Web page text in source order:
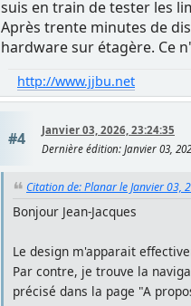
suis en train de tester les
Après trente minutes de
hardware sur étagère. Ce
http://www.jjbu.net
#4
Janvier 03, 2026, 23:24:35
Dernière édition: Janvier 03,
Citation de: Planar le Janvier 03,
Bonjour Jean-Jacques
Le design m'apparait
Par contre, je trouve la
précisé dans la page "A